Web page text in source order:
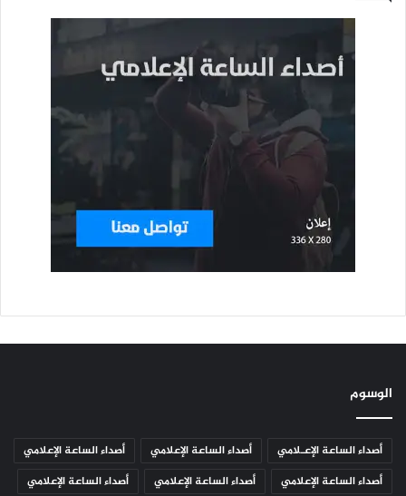
الوسوم
أصداء الساعة الإعـلامي أصداء الساعة الإعلامي
أصداء الساعة الإعلامي
أصداء الساعة الإعلامي
أصداء الساعة الإعلامي
أصداء الساعة الإعلامي